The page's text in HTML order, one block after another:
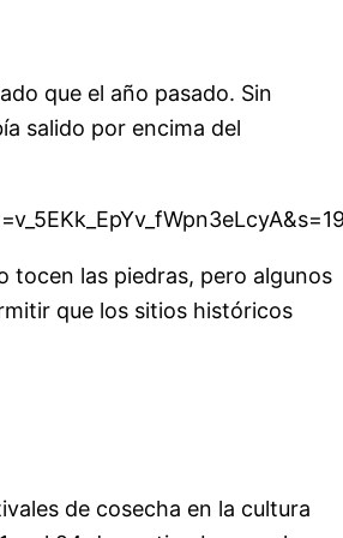
que el año pasado. Sin
salido por encima del
tocen las piedras, pero algunos
que los sitios históricos
de cosecha en la cultura